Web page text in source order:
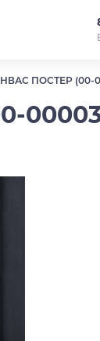
ПОСТЕР (00-